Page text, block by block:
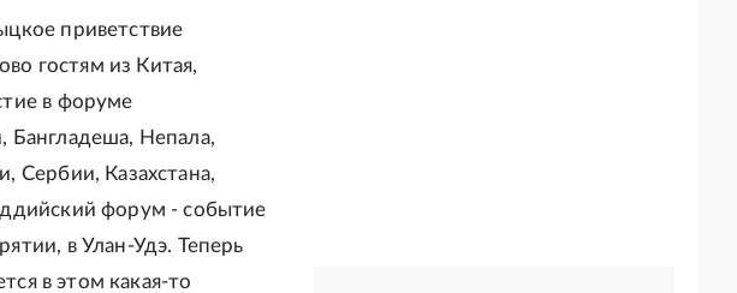
приветствие
гостям из Китая,
в форуме
Бангладеша, Непала,
Сербии, Казахстана,
форум - событие
в Улан-Удэ. Теперь
в этом какая-то